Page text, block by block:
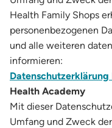
Health Family Shops
personenbezogenen
und alle weiteren
informieren:
Datenschutzerklärung
Health Academy
Mit dieser
Umfang und Zweck